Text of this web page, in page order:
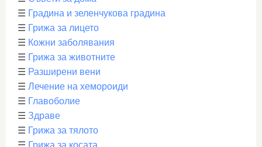
☰ Градина и зеленчукова градина
☰ Грижа за лицето
☰ Кожни заболявания
☰ Грижа за животните
☰ Разширени вени
☰ Лечение на хемороиди
☰ Главоболие
☰ Здраве
☰ Грижа за тялото
☰ Грижа за косата